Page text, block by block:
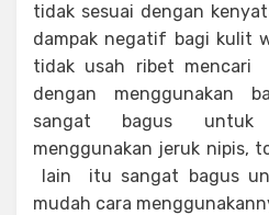
tidak sesuai dengan
dampak negatif bagi kulit
tidak usah ribet mencari
dengan menggunakan
sangat bagus untuk
menggunakan jeruk nipis,
lain itu sangat bagus
mudah cara